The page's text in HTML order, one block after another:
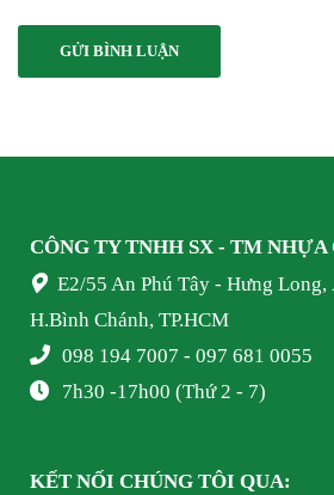
CÔNG TY TNHH SX - TM NHỰA
E2/55 An Phú Tây - Hưng
H.Bình Chánh, TP.HCM
098 194 7007 - 097 681 0055
7h30 -17h00 (Thứ 2 - 7)
KẾT NỐI CHÚNG TÔI QUA: